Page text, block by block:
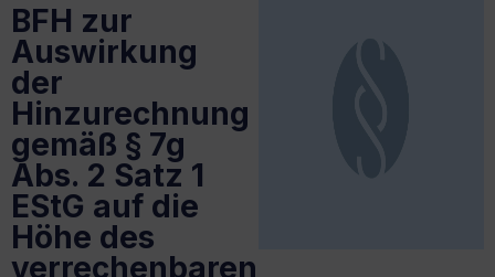
BFH zur
Auswirkung
der
Hinzurechnung
gemäß § 7g
Abs. 2 Satz 1
EStG auf die
Höhe des
verrechenbaren